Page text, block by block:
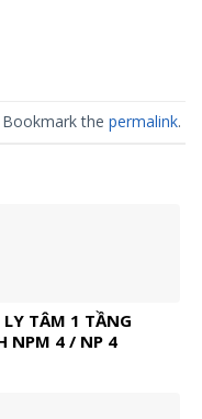
Bookmark the permalink.
LY TÂM 1 TẦNG
NPM 4 / NP 4